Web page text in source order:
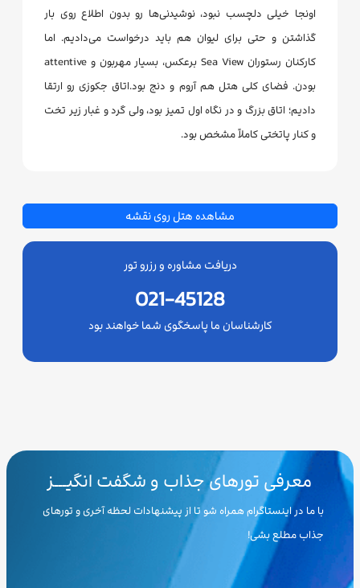
اونجا خیلی دلچسب نبود، نوشیدنی‌ها رو بدون اطلاع روی بار
گذاشتن و حتی برای لیوان هم باید درخواست می‌دادیم. اما
کارکنان رستوران Sea View برعکس، بسیار مهربون و attentive
بودن. فضای کلی هتل هم آروم و دنج بود.اتاق جکوزی رو ارتقا
دادیم؛ اتاق بزرگ و در نگاه اول تمیز بود، ولی گرد و غبار زیر تخت
و کنار پاتختی کاملاً مشخص بود.
مشاهده هتل روی نقشه
دریافت مشاوره و رزرو تور
021-45128
کارشناسان ما پاسخگوی شما خواهند بود
معرفی تورهای جذاب و شگفت انگیـــز
با ما در اینستاگرام همراه شو تا از پیشنهادات لحظه آخری و تورهای
جذاب مطلع بشی!